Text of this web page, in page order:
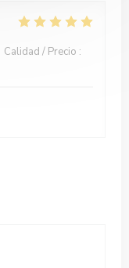
Calidad / Precio :